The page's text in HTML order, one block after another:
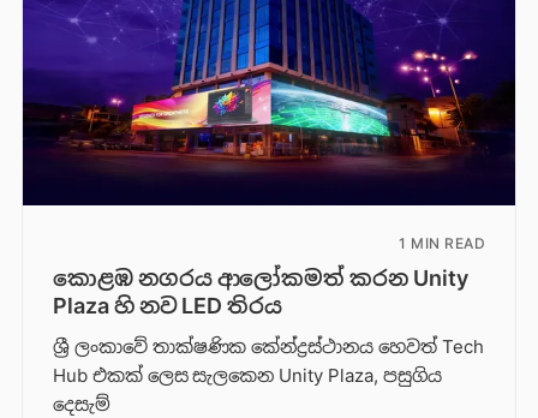
1 MIN READ
කොළඹ නගරය ආලෝකමත් කරන Unity
Plaza හි නව LED තිරය
ශ්‍රී ලංකාවේ තාක්ෂණික කේන්ද්‍රස්ථානය හෙවත් Tech
Hub එකක් ලෙස සැලකෙන Unity Plaza, පසුගිය
දෙසැම්